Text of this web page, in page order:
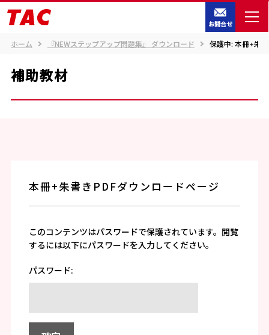
お問合せ
ホーム 『NEWステップアップ問題集』 ダウンロード 保護中: 本冊+朱
補助教材
本冊+朱書きPDFダウンロードページ
このコンテンツはパスワードで保護されています。閲覧
するには以下にパスワードを入力してください。
パスワード: